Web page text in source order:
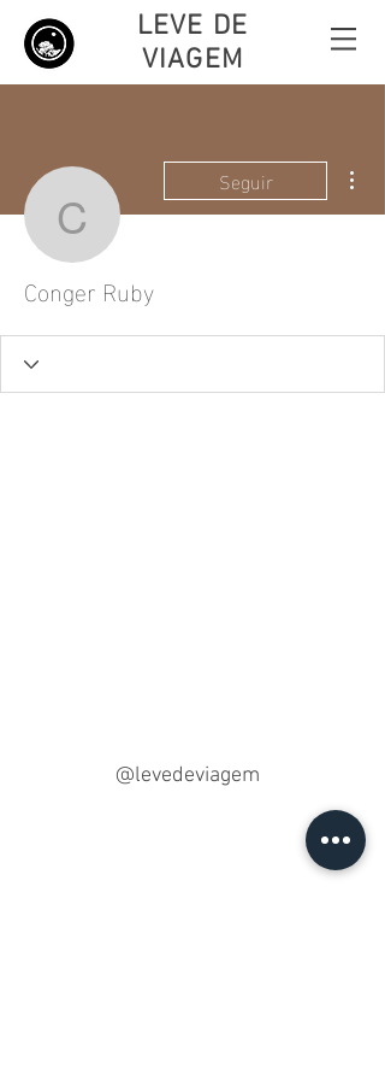
LEVE DE
VIAGEM
Conger Ruby
Seguir
Conger Ruby
@levedeviagem